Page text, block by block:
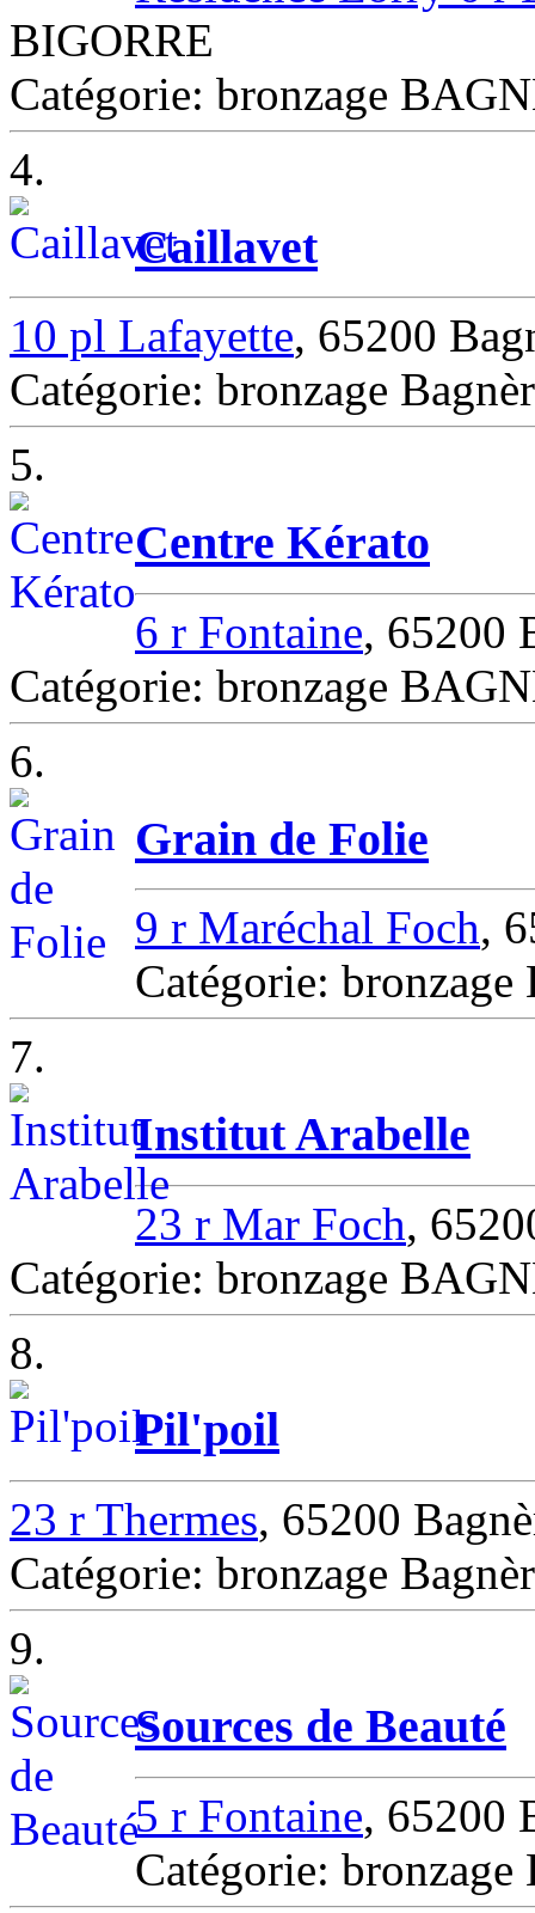
BIGORRE
Catégorie: bronzage
4.
Caillavet
10 pl Lafayette, 65200
Catégorie: bronzage
5.
Centre Kérato
6 r Fontaine, 65200
Catégorie: bronzage
6.
Grain de Folie
9 r Maréchal Foch,
Catégorie: bronzage
7.
Institut Arabelle
23 r Mar Foch,
Catégorie: bronzage
8.
Pil'poil
23 r Thermes, 65200
Catégorie: bronzage
9.
Sources de Beauté
5 r Fontaine, 65200
Catégorie: